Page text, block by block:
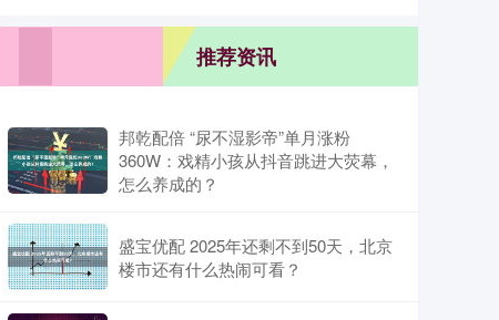
推荐资讯
邦乾配倍 “尿不湿影帝”单月涨粉
360W：戏精小孩从抖音跳进大荧幕，
怎么养成的？
盛宝优配 2025年还剩不到50天，北京
楼市还有什么热闹可看？